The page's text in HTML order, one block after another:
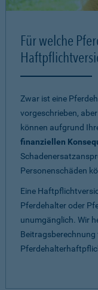
Für welche
Zwar ist eine
vorgeschrieben,
können aufgrund
finanziellen
Personenschäden
Eine
Pferdehalter oder
unumgänglich. Wir